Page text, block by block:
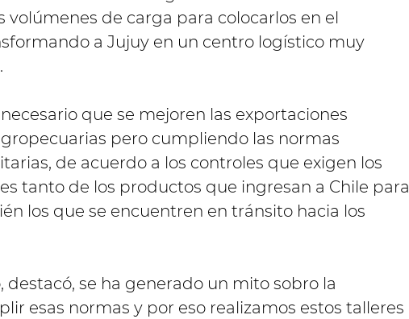
volúmenes de carga para colocarlos en el
a Jujuy en un centro logístico muy
que se mejoren las exportaciones
pero cumpliendo las normas
de acuerdo a los controles que exigen los
tanto de los productos que ingresan a Chile para
los que se encuentren en tránsito hacia los
destacó, se ha generado un mito sobro la
esas normas y por eso realizamos estos talleres